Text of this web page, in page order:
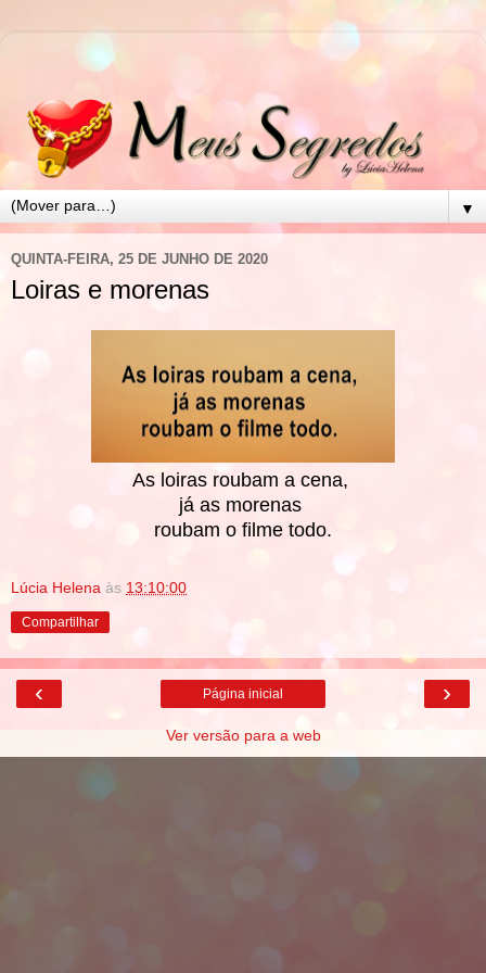
▼
QUINTA-FEIRA, 25 DE JUNHO DE 2020
Loiras e morenas
As loiras roubam a cena,
já as morenas
roubam o filme todo.
Lúcia Helena às 13:10:00
Compartilhar
‹ ›
Página inicial
Ver versão para a web